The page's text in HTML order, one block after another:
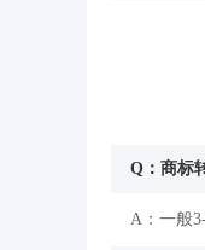
Q：商标
A：一般